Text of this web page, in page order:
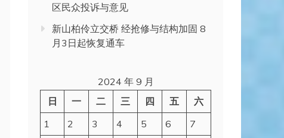
区民众投诉与意见
新山柏伶立交桥 经抢修与结构加固 8
月3日起恢复通车
2024 年 9 月
日
一 二 三 四 五
六
1
2 3 4 5 6
7